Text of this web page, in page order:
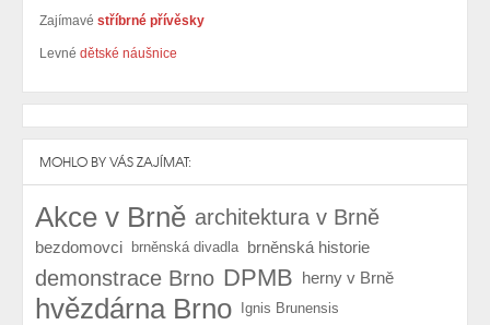
Zajímavé stříbrné přívěsky
Levné dětské náušnice
MOHLO BY VÁS ZAJÍMAT:
Akce v Brně architektura v Brně
bezdomovci brněnská divadla brněnská historie
demonstrace Brno DPMB herny v Brně
hvězdárna Brno Ignis Brunensis